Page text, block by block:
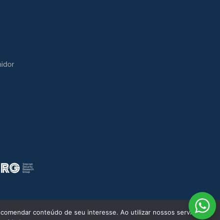
conteúdo de seu interesse. Ao utilizar nossos serviços,